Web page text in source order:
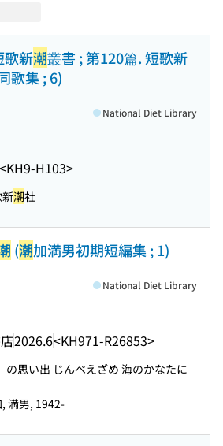
歌新潮叢書 ; 第120篇. 短歌新
歌集 ; 6)
<KH9-H103>
National Diet Library
潮社
(潮加満男初期短編集 ; 1)
2026.6<KH971-R26853>
National Diet Library
の思い出 じんべえざめ 海のかなたに
満男, 1942-